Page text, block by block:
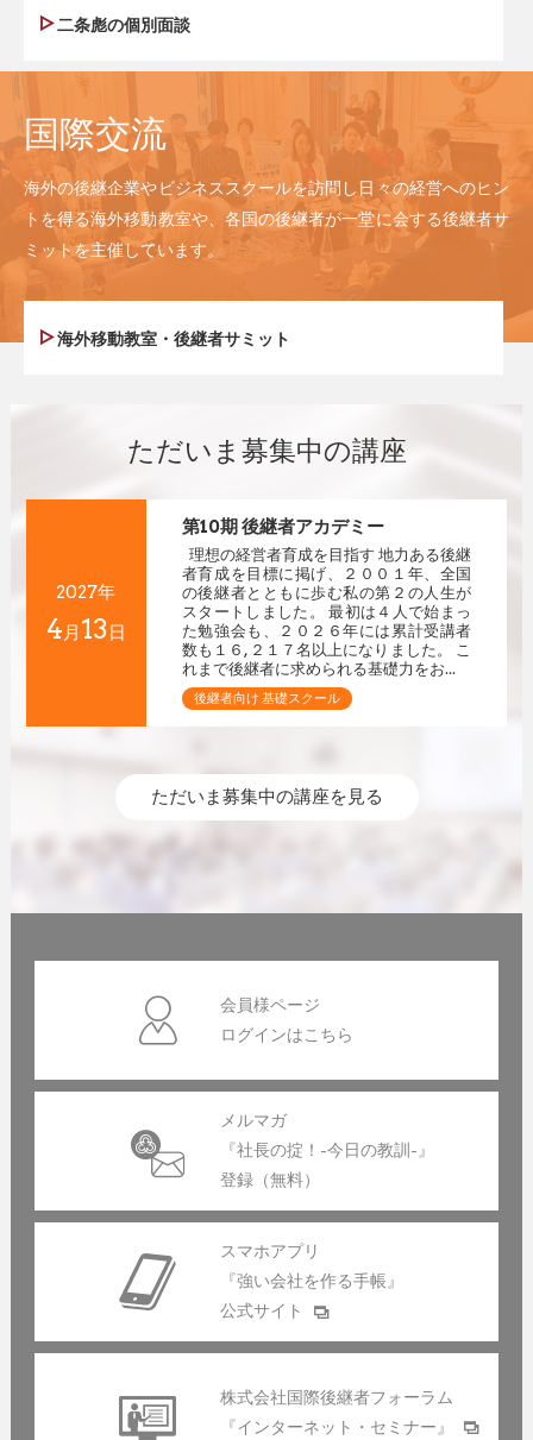
二条彪の個別面談
国際交流
海外の後継企業やビジネススクールを訪問し日々の経営へのヒン
トを得る海外移動教室や、各国の後継者が一堂に会する後継者サ
ミットを主催しています。
海外移動教室・後継者サミット
ただいま募集中の講座
2027年
4月 13日
第10期 後継者アカデミー
理想の経営者育成を目指す 地力ある後継
者育成を目標に掲げ、２００１年、全国
の後継者とともに歩む私の第２の人生が
スタートしました。 最初は４人で始まっ
た勉強会も、２０２６年には累計受講者
数も１６,２１７名以上になりました。 こ
れまで後継者に求められる基礎力をお...
後継者向け 基礎スクール
ただいま募集中の講座を見る
会員様ページ
ログインはこちら
メルマガ
『社長の掟！-今日の教訓-』
登録（無料）
スマホアプリ
『強い会社を作る手帳』
公式サイト
株式会社国際後継者フォーラム
『インターネット・セミナー』